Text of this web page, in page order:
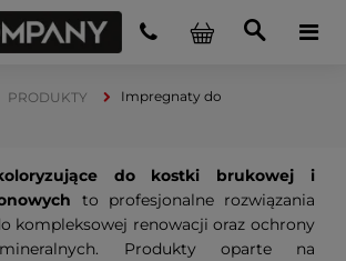
PRODUKTY
Impregnaty do
do kostki brukowej i
to profesjonalne rozwiązania
kompleksowej renowacji oraz ochrony
Produkty oparte na